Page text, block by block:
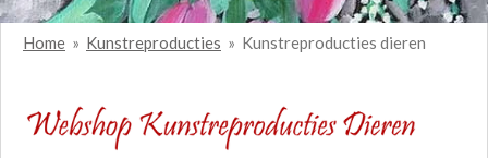
Home » Kunstreproducties » Kunstreproducties dieren